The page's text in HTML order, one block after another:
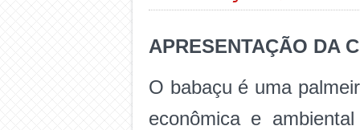
APRESENTAÇÃO DA
O babaçu é uma
econômica e